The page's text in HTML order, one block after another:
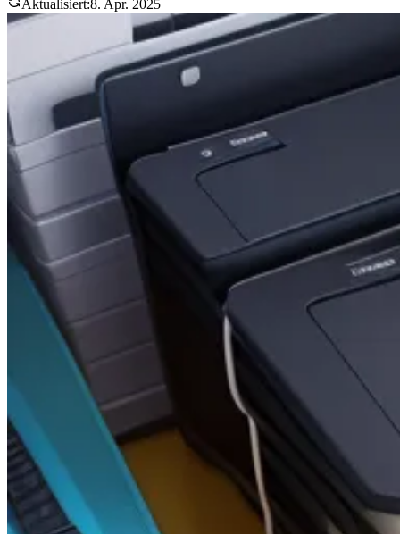
Aktualisiert:8. Apr. 2025